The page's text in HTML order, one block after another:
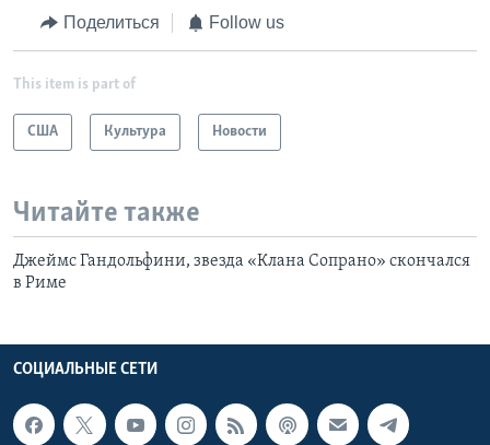
Поделиться Follow us
This item is part of
США Культура Новости
Читайте также
Джеймс Гандольфини, звезда «Клана Сопрано» скончался
в Риме
СОЦИАЛЬНЫЕ СЕТИ